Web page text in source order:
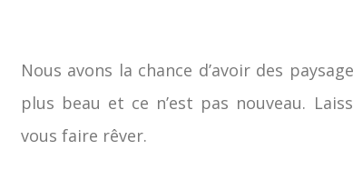
Nous avons la chance d’avoir des
plus beau et ce n’est pas nouveau.
vous faire rêver.